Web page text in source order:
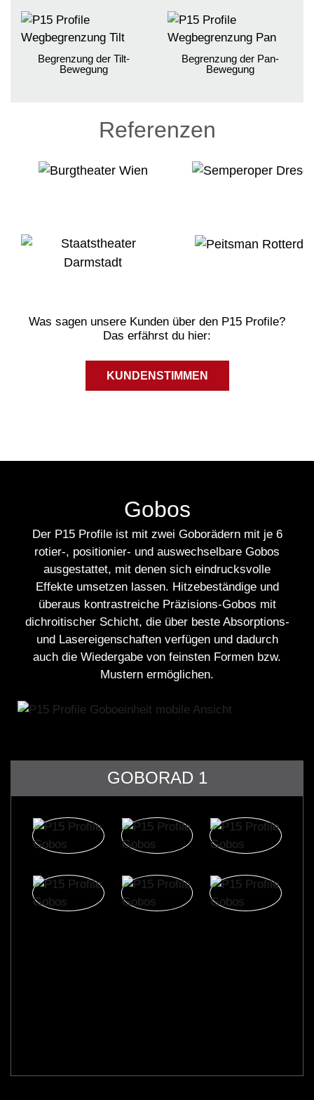
Begrenzung der Tilt-
Bewegung
Begrenzung der Pan-
Bewegung
Referenzen
Was sagen unsere Kunden über den P15 Profile?
Das erfährst du hier:
KUNDENSTIMMEN
Gobos
Der P15 Profile ist mit zwei Goborädern mit je 6
rotier-, positionier- und auswechselbare Gobos
ausgestattet, mit denen sich eindrucksvolle
Effekte umsetzen lassen. Hitzebeständige und
überaus kontrastreiche Präzisions-Gobos mit
dichroitischer Schicht, die über beste Absorptions-
und Lasereigenschaften verfügen und dadurch
auch die Wiedergabe von feinsten Formen bzw.
Mustern ermöglichen.
GOBORAD 1